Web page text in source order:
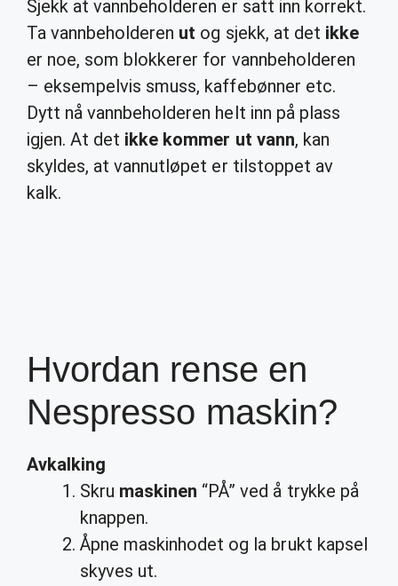
Sjekk at vannbeholderen er satt inn korrekt.
Ta vannbeholderen ut og sjekk, at det ikke
er noe, som blokkerer for vannbeholderen
– eksempelvis smuss, kaffebønner etc.
Dytt nå vannbeholderen helt inn på plass
igjen. At det ikke kommer ut vann, kan
skyldes, at vannutløpet er tilstoppet av
kalk.
Hvordan rense en
Nespresso maskin?
Avkalking
Skru maskinen “PÅ” ved å trykke på
knappen.
Åpne maskinhodet og la brukt kapsel
skyves ut.